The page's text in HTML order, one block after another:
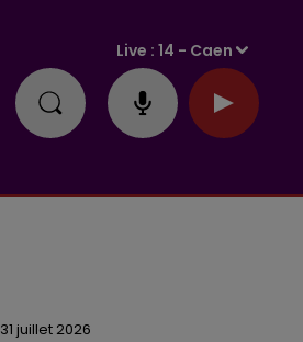
Live :14 - Caen
31 juillet 2026